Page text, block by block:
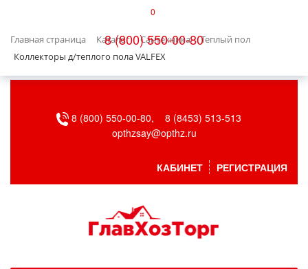
0
8 (800) 550-00-80
Главная страница Каталог Сантехника
Теплый пол
Коллекторы д/теплого пола VALFEX
БЫТОВАЯ ТЕХНИКА
ВЕНТИЛЯЦИЯ
ДАЧА, САД И ОГОРОД
8 (800) 550-00-80,
8 (8453) 513-513
opthzsay@opthz.ru
КАБИНЕТ РЕГИСТРАЦИЯ